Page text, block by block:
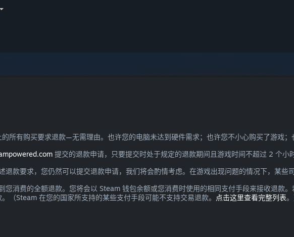
所有购买要求退款—无需理由。也许您的电脑未达到硬件需求；也许您不小心购买了游戏；
提交的退款申请，只要提交时处于规定的退款期间且游戏时间不超过 2 个小
退款要求，您仍然可以提交退款申请，我们将会酌情考虑。在游戏出现问题的情况下，某些
您消费的全额退款。您将会以 Steam 钱包余额或您消费时使用的相同支付手段来接收退款
（Steam 在您的国家所支持的某些支付手段可能不支持交易退款。
点击这里查看完整列表。